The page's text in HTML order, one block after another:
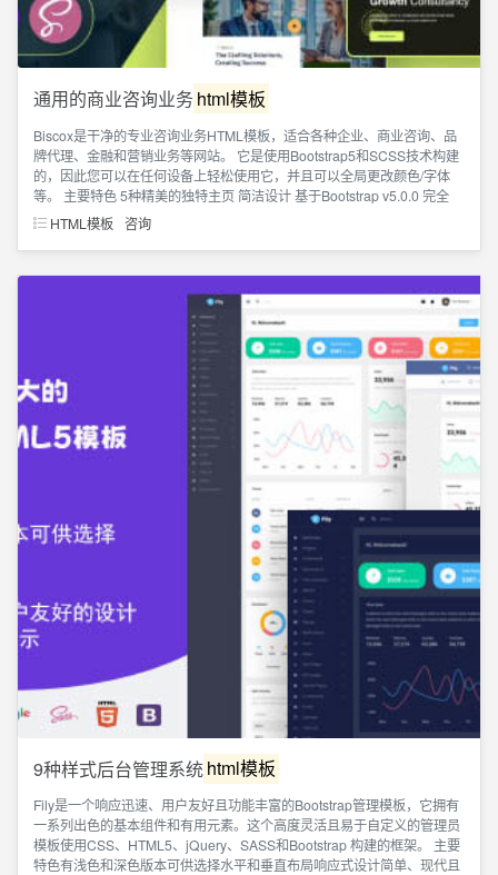
通用的商业咨询业务 html模板
Biscox是干净的专业咨询业务HTML模板，适合各种企业、商业咨询、品
牌代理、金融和营销业务等网站。 它是使用Bootstrap5和SCSS技术构建
的，因此您可以在任何设备上轻松使用它，并且可以全局更改颜色/字体
等。 主要特色 5种精美的独特主页 简洁设计 基于Bootstrap v5.0.0 完全
HTML模板
咨询
9种样式后台管理系统html模板
Fily是一个响应迅速、用户友好且功能丰富的Bootstrap管理模板，它拥有
一系列出色的基本组件和有用元素。这个高度灵活且易于自定义的管理员
模板使用CSS、HTML5、jQuery、SASS和Bootstrap 构建的框架。 主要
特色有浅色和深色版本可供选择水平和垂直布局响应式设计简单、现代且